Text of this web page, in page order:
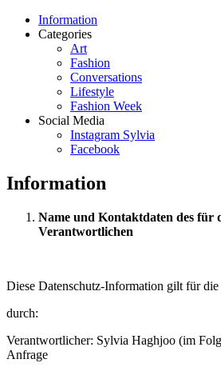
Information
Categories
Art
Fashion
Conversations
Lifestyle
Fashion Week
Social Media
Instagram Sylvia
Facebook
Information
Name und Kontaktdaten des für
Verantwortlichen
Diese Datenschutz-Information gilt für
durch:
Verantwortlicher: Sylvia Haghjoo (im
Anfrage